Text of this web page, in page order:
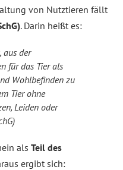
von Nutztieren fällt
. Darin heißt es:
aus der
für das Tier als
Wohlbefinden zu
Tier ohne
Leiden oder
als Teil des
ergibt sich: